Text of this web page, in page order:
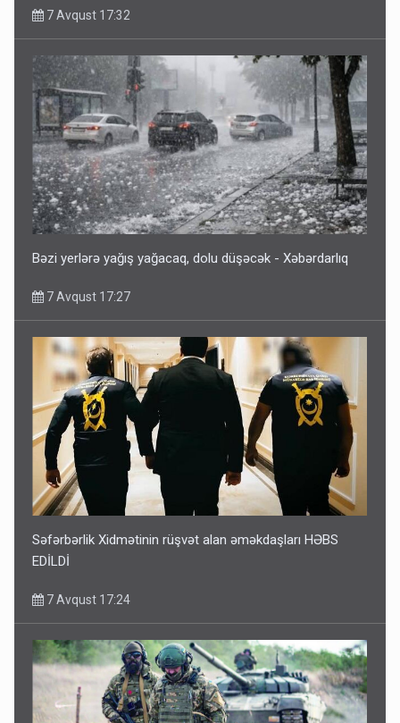
7 Avqust 17:32
Bəzi yerlərə yağış yağacaq, dolu düşəcək - Xəbərdarlıq
7 Avqust 17:27
Səfərbərlik Xidmətinin rüşvət alan əməkdaşları HƏBS
EDİLDİ
7 Avqust 17:24